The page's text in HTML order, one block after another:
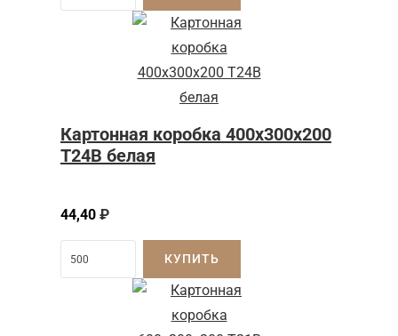
Картонная коробка 400x300x200
Т24B белая
44,40 ₽
КУПИТЬ